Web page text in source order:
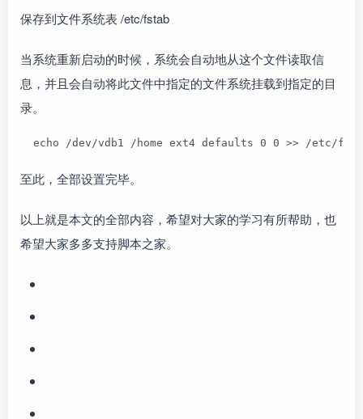
保存到文件系统表 /etc/fstab
当系统重新启动的时候，系统会自动地从这个文件读取信
息，并且会自动将此文件中指定的文件系统挂载到指定的目
录。
echo /dev/vdb1 /home ext4 defaults 0 0 >> /etc/
至此，全部设置完毕。
以上就是本文的全部内容，希望对大家的学习有所帮助，也
希望大家多多支持脚本之家。